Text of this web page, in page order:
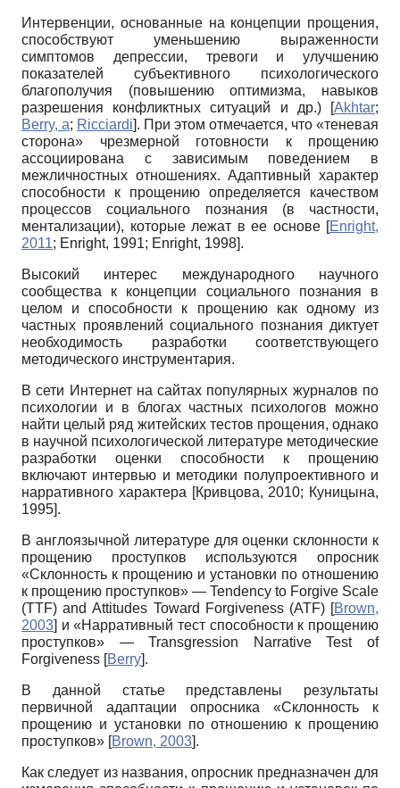
Интервенции, основанные на концепции прощения,
способствуют уменьшению выраженности
симптомов депрессии, тревоги и улучшению
показателей субъективного психологического
благополучия (повышению оптимизма, навыков
разрешения конфликтных ситуаций и др.)
[Akhtar;
Berry, а; Ricciardi]. При этом отмечается, что «теневая
сторона» чрезмерной готовности к прощению
ассоциирована с зависимым поведением в
межличностных отношениях. Адаптивный характер
способности к прощению определяется качеством
процессов социального познания (в частности,
ментализации), которые лежат в ее основе [Enright,
2011; Enright, 1991; Enright, 1998].
Высокий интерес международного научного
сообщества к концепции социального познания в
целом и способности к прощению как одному из
частных проявлений социального познания диктует
необходимость разработки соответствующего
методического инструментария.
В сети Интернет на сайтах популярных журналов по
психологии и в блогах частных психологов можно
найти целый ряд житейских тестов прощения, однако
в научной психологической литературе методические
разработки оценки способности к прощению
включают интервью и методики полупроективного и
нарративного характера [Кривцова, 2010; Куницына,
1995].
В англоязычной литературе для оценки склонности к
прощению проступков используются опросник
«Склонность к прощению и установки по отношению
к прощению проступков» — Tendency to Forgive Scale
(TTF)and Attitudes Toward Forgiveness(ATF) [Brown,
2003] и «Нарративный тест способности к прощению
проступков» —Transgression Narrative Test
of
Forgiveness [Berry].
В данной статье представлены результаты
первичной адаптации опросника «Склонность к
прощению и установки по отношению к прощению
проступков» [Brown, 2003].
Как следует из названия, опросник предназначен для